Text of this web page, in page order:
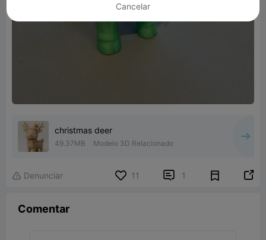
christmas deer
49.37MB Modelo 3D Relacionado
 Denunciar 11  1 
Comentar
Cancelar